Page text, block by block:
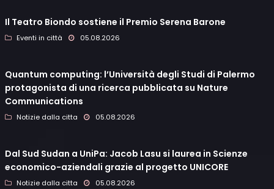
Il Teatro Biondo sostiene il Premio Serena Barone
Eventi in città 05.08.2026
Quantum computing: l’Università degli Studi di Palermo
protagonista di una ricerca pubblicata su Nature
Communications
Notizie dalla citta 05.08.2026
Dal Sud Sudan a UniPa: Jacob Lasu si laurea in Scienze
economico-aziendali grazie al progetto UNICORE
Notizie dalla citta 05.08.2026